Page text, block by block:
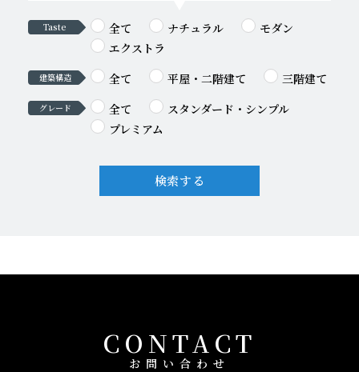
Taste 全て ナチュラル
モダン
エクストラ
建築構造 全て 平屋・二階建て 三階建て
グレード 全て
スタンダード・シンプル
プレミアム
検索する
CONTACT
お問い合わせ